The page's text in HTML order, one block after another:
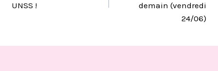
L’ARTICLE
UNSS !
demain (vendredi
24/06)